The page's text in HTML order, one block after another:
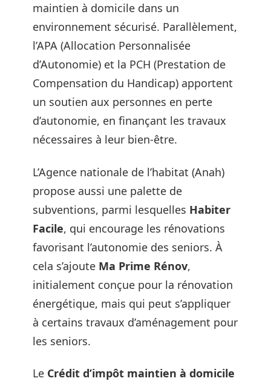
maintien à domicile dans un
environnement sécurisé. Parallèlement,
l’APA (Allocation Personnalisée
d’Autonomie) et la PCH (Prestation de
Compensation du Handicap) apportent
un soutien aux personnes en perte
d’autonomie, en finançant les travaux
nécessaires à leur bien-être.
L’Agence nationale de l’habitat (Anah)
propose aussi une palette de
subventions, parmi lesquelles Habiter
Facile, qui encourage les rénovations
favorisant l’autonomie des seniors. À
cela s’ajoute Ma Prime Rénov,
initialement conçue pour la rénovation
énergétique, mais qui peut s’appliquer
à certains travaux d’aménagement pour
les seniors.
Le Crédit d’impôt maintien à domicile